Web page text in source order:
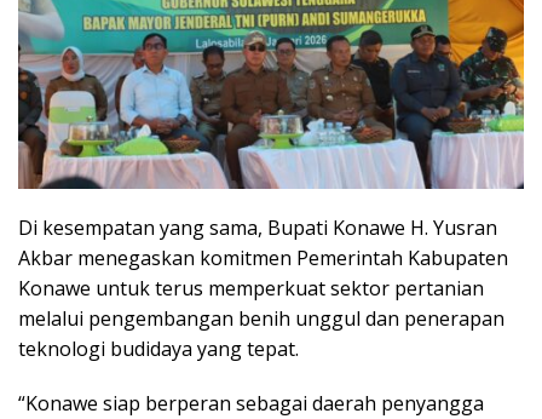
Di kesempatan yang sama, Bupati Konawe H. Yusran
Akbar menegaskan komitmen Pemerintah Kabupaten
Konawe untuk terus memperkuat sektor pertanian
melalui pengembangan benih unggul dan penerapan
teknologi budidaya yang tepat.
“Konawe siap berperan sebagai daerah penyangga